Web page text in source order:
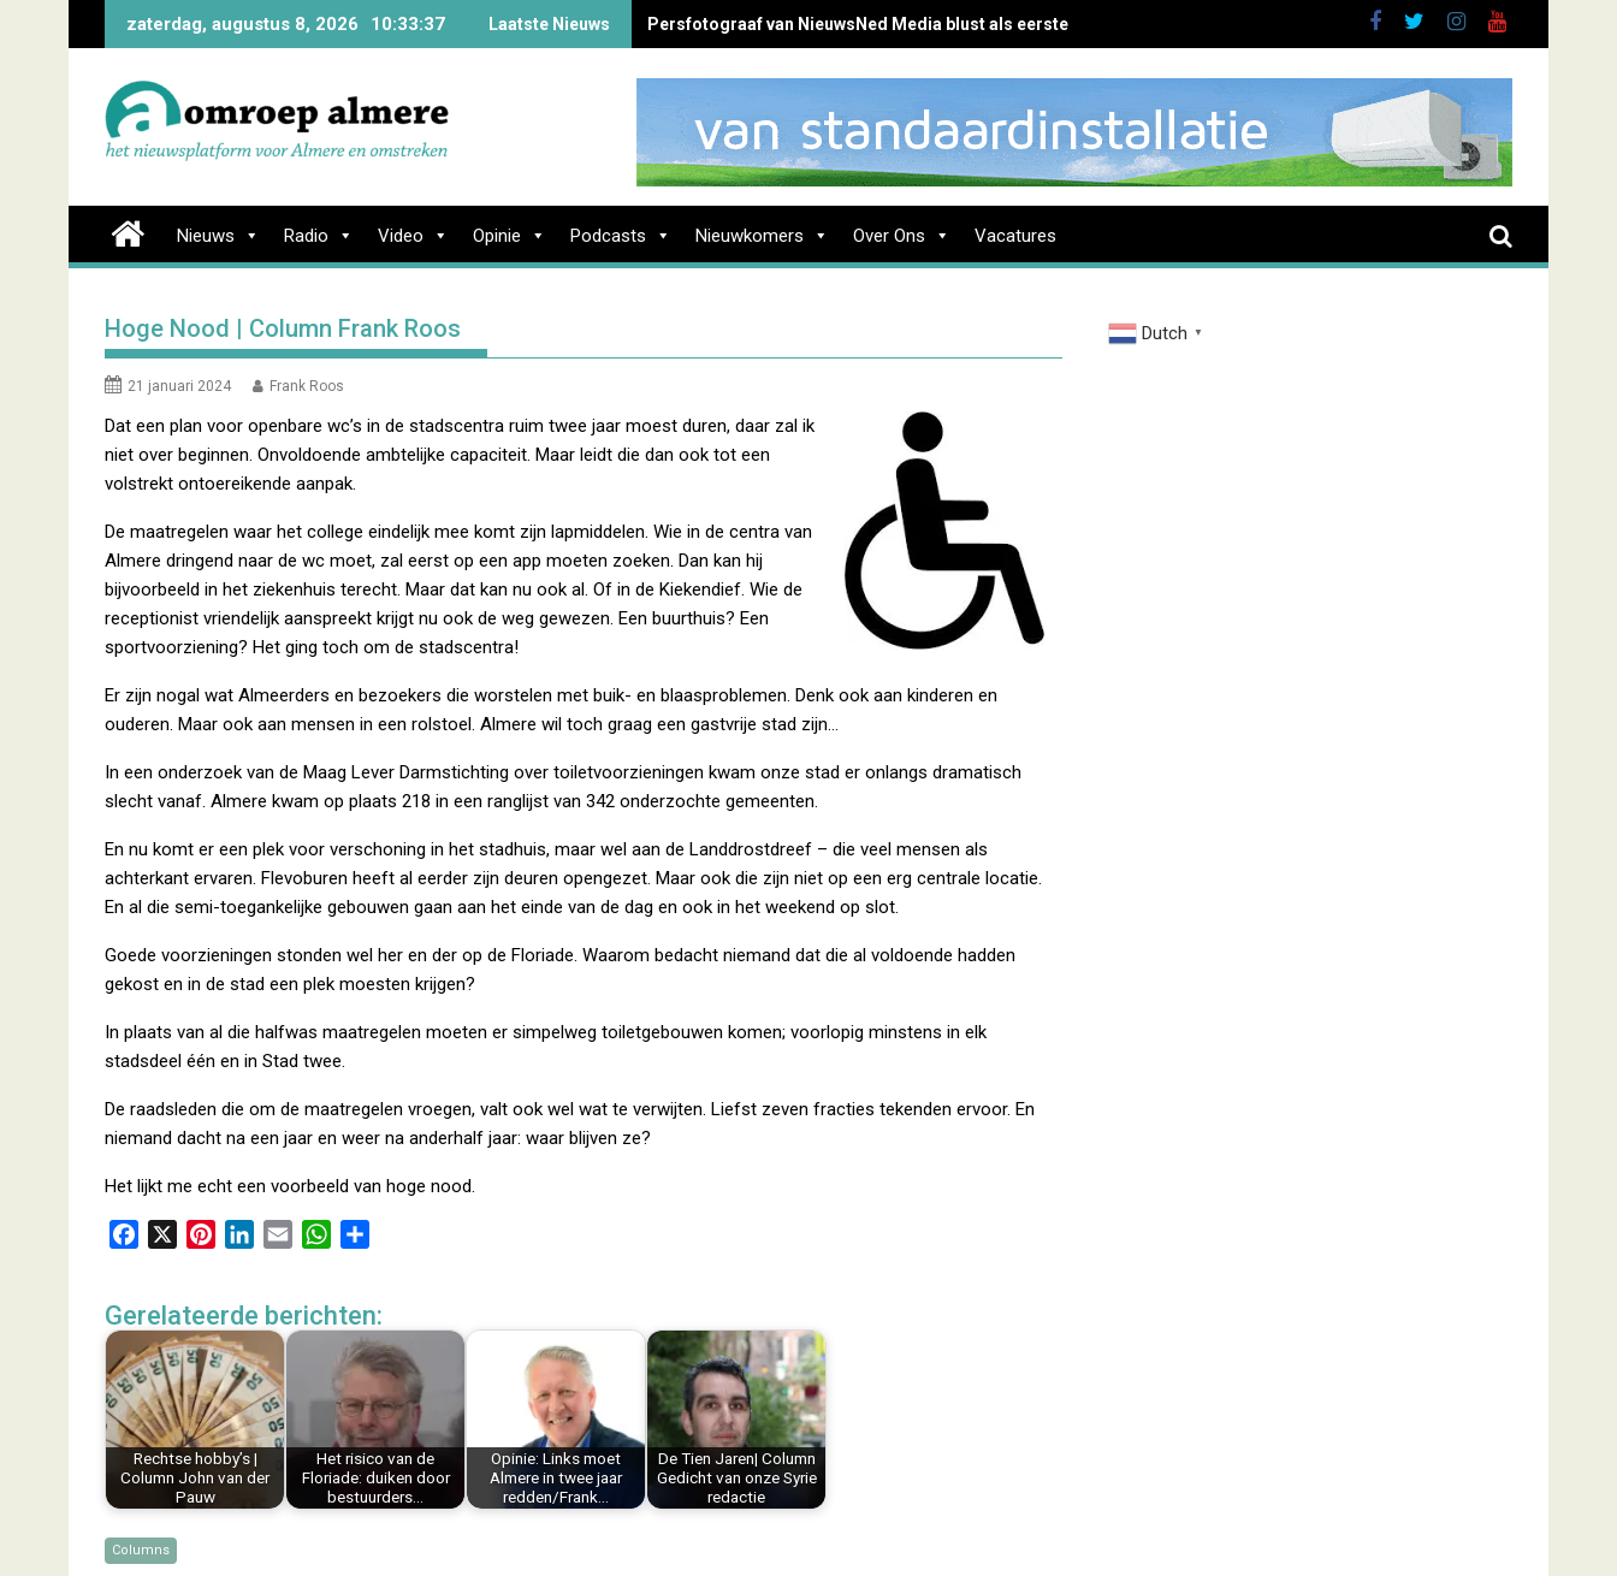
zaterdag, augustus 8, 2026 10:33:38 Laatste Nieuws Persfotograaf van NieuwsNed Media blust als eerste brand Zenderstraat
Nieuws Radio Video Opinie Podcasts Nieuwkomers Over Ons Vacatures
Hoge Nood | Column Frank Roos
21 januari 2024 Frank Roos
Dat een plan voor openbare wc’s in de stadscentra ruim twee jaar moest duren, daar zal ik
niet over beginnen. Onvoldoende ambtelijke capaciteit. Maar leidt die dan ook tot een
volstrekt ontoereikende aanpak.
De maatregelen waar het college eindelijk mee komt zijn lapmiddelen. Wie in de centra van
Almere dringend naar de wc moet, zal eerst op een app moeten zoeken. Dan kan hij
bijvoorbeeld in het ziekenhuis terecht. Maar dat kan nu ook al. Of in de Kiekendief. Wie de
receptionist vriendelijk aanspreekt krijgt nu ook de weg gewezen. Een buurthuis? Een
sportvoorziening? Het ging toch om de stadscentra!
Er zijn nogal wat Almeerders en bezoekers die worstelen met buik- en blaasproblemen. Denk ook aan kinderen en
ouderen. Maar ook aan mensen in een rolstoel. Almere wil toch graag een gastvrije stad zijn…
In een onderzoek van de Maag Lever Darmstichting over toiletvoorzieningen kwam onze stad er onlangs dramatisch
slecht vanaf. Almere kwam op plaats 218 in een ranglijst van 342 onderzochte gemeenten.
En nu komt er een plek voor verschoning in het stadhuis, maar wel aan de Landdrostdreef – die veel mensen als
achterkant ervaren. Flevoburen heeft al eerder zijn deuren opengezet. Maar ook die zijn niet op een erg centrale locatie.
En al die semi-toegankelijke gebouwen gaan aan het einde van de dag en ook in het weekend op slot.
Goede voorzieningen stonden wel her en der op de Floriade. Waarom bedacht niemand dat die al voldoende hadden
gekost en in de stad een plek moesten krijgen?
In plaats van al die halfwas maatregelen moeten er simpelweg toiletgebouwen komen; voorlopig minstens in elk
stadsdeel één en in Stad twee.
De raadsleden die om de maatregelen vroegen, valt ook wel wat te verwijten. Liefst zeven fracties tekenden ervoor. En
niemand dacht na een jaar en weer na anderhalf jaar: waar blijven ze?
Het lijkt me echt een voorbeeld van hoge nood.
e
b
o
o
k
t
e
r
e
s
t
k
e
d
I
n
i
W
t
A
p
p
e
n
Gerelateerde berichten:
Rechtse hobby’s |
Column John van der
Pauw
Het risico van de
Floriade: duiken door
bestuurders…
Opinie: Links moet
Almere in twee jaar
redden/Frank…
De Tien Jaren| Column
Gedicht van onze Syrie
redactie
Columns
Dutch ▼